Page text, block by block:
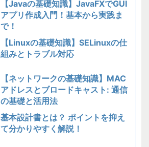
【Javaの基礎知識】JavaFXでGUI
アプリ作成入門！基本から実践ま
で！
【Linuxの基礎知識】SELinuxの仕
組みとトラブル対応
【ネットワークの基礎知識】MAC
アドレスとブロードキャスト: 通信
の基礎と活用法
基本設計書とは？ ポイントを抑え
て分かりやすく解説！